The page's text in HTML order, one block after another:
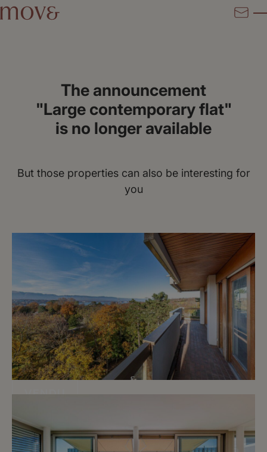
The announcement
"Large contemporary flat"
is no longer available
But those properties can also be interesting for
you
VENDU